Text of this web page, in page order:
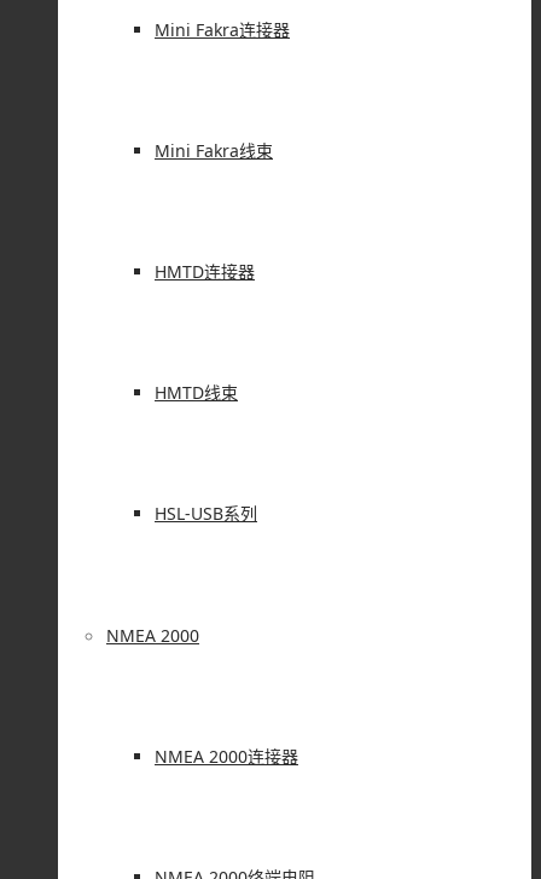
Mini Fakra连接器
Mini Fakra线束
HMTD连接器
HMTD线束
HSL-USB系列
NMEA 2000
NMEA 2000连接器